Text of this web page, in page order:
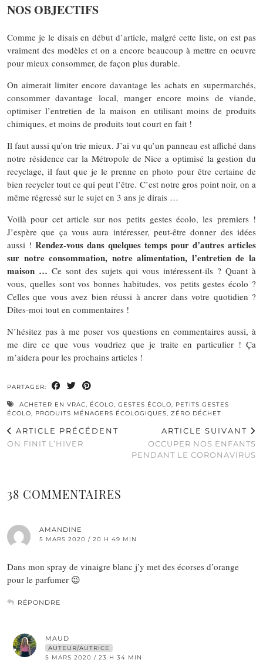
NOS OBJECTIFS
Comme je le disais en début d’article, malgré cette liste, on est pas
vraiment des modèles et on a encore beaucoup à mettre en oeuvre
pour mieux consommer, de façon plus durable.
On aimerait limiter encore davantage les achats en supermarchés,
consommer davantage local, manger encore moins de viande,
optimiser l’entretien de la maison en utilisant moins de produits
chimiques, et moins de produits tout court en fait !
Il faut aussi qu’on trie mieux. J’ai vu qu’un panneau est affiché dans
notre résidence car la Métropole de Nice a optimisé la gestion du
recyclage, il faut que je le prenne en photo pour être certaine de
bien recycler tout ce qui peut l’être. C’est notre gros point noir, on a
même régressé sur le sujet en 3 ans je dirais …
Voilà pour cet article sur nos petits gestes écolo, les premiers !
J’espère que ça vous aura intéresser, peut-être donner des idées
aussi ! Rendez-vous dans quelques temps pour d’autres articles
sur notre consommation, notre alimentation, l’entretien de la
maison … Ce sont des sujets qui vous intéressent-ils ? Quant à
vous, quelles sont vos bonnes habitudes, vos petits gestes écolo ?
Celles que vous avez bien réussi à ancrer dans votre quotidien ?
Dîtes-moi tout en commentaires !
N’hésitez pas à me poser vos questions en commentaires aussi, à
me dire ce que vous voudriez que je traite en particulier ! Ça
m’aidera pour les prochains articles !
PARTAGER:
ACHETER EN VRAC, ÉCOLO, GESTES ÉCOLO, PETITS GESTES
ÉCOLO, PRODUITS MÉNAGERS ÉCOLOGIQUES, ZÉRO DÉCHET
ARTICLE PRÉCÉDENT
ON FINIT L’HIVER
ARTICLE SUIVANT
OCCUPER NOS ENFANTS
PENDANT LE CORONAVIRUS
38 COMMENTAIRES
AMANDINE
5 MARS 2020 / 20 H 49 MIN
Dans mon spray de vinaigre blanc j’y met des écorses d’orange
pour le parfumer 😉
RÉPONDRE
MAUD
AUTEUR/AUTRICE
5 MARS 2020 / 23 H 34 MIN